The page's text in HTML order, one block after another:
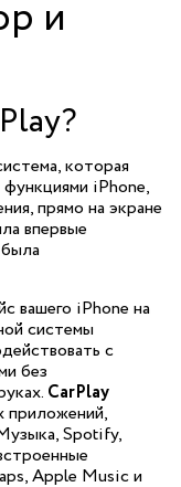
и
которая
iPhone,
прямо на экране
впервые
вашего iPhone на
системы
с
без
CarPlay
приложений,
Spotify,
Apple Music и